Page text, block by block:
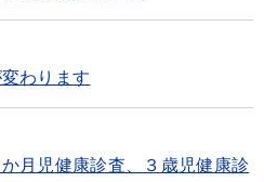
わります
月児健康診査、３歳児健康診